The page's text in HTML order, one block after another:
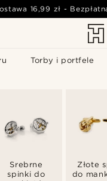
Torby i portfele
16,99 zł -
Srebrne
spinki do
Złote
do